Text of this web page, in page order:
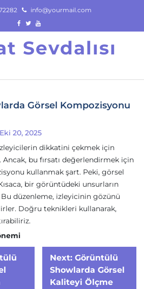
info@yourmail.com
Sevdalısı
Görsel Kompozisyonu
20, 2025
dikkatini çekmek için
Ancak, bu fırsatı değerlendirmek için
kullanmak şart. Peki, görsel
bir görüntüdeki unsurların
düzenleme, izleyicinin gözünü
Doğru teknikleri kullanarak,
Next: Görüntülü
Showlarda Görsel
Kaliteyi Ölçme